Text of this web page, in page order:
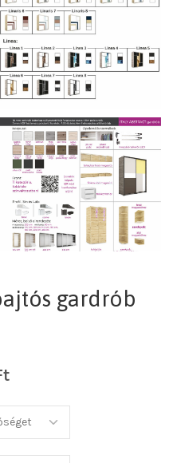
gardrób